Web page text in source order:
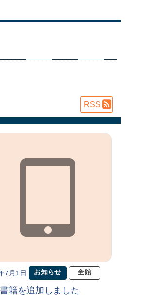
7月1日 お知らせ 全館
籍を追加しました
RSS